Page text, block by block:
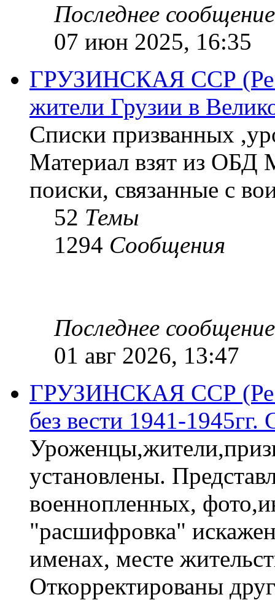
Последнее сообщение
07 июн 2025, 16:35
ГРУЗИНСКАЯ ССР
жители Грузии в
Списки призванных
Материал взят из ОБД
поиски, связанные с
52 Темы
1294 Сообщения
Последнее сообщение
01 авг 2026, 13:47
ГРУЗИНСКАЯ ССР
без вести 1941-
установлены.
военнопленных,
"расшифровка"
именах, месте
Откорректированы